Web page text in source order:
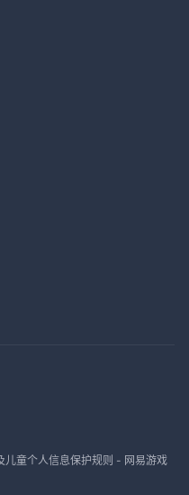
儿童个人信息保护规则 - 网易游戏